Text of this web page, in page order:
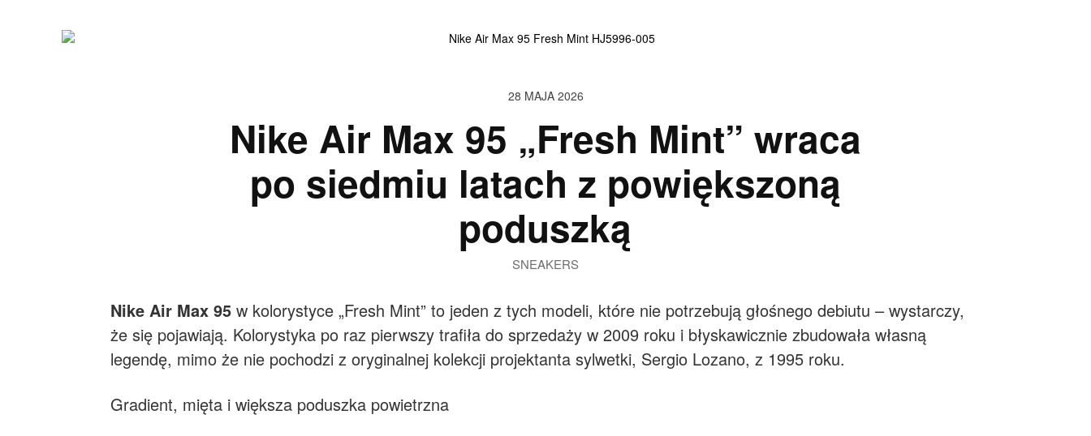
28 MAJA 2026
Nike Air Max 95 „Fresh Mint” wraca
po siedmiu latach z powiększoną
poduszką
SNEAKERS
Nike Air Max 95 w kolorystyce „Fresh Mint” to jeden z tych modeli, które nie potrzebują głośnego debiutu – wystarczy,
że się pojawiają. Kolorystyka po raz pierwszy trafiła do sprzedaży w 2009 roku i błyskawicznie zbudowała własną
legendę, mimo że nie pochodzi z oryginalnej kolekcji projektanta sylwetki, Sergio Lozano, z 1995 roku.
Gradient, mięta i większa poduszka powietrzna